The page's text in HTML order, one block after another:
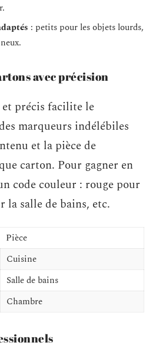
: petits pour les objets lourds,
avec précision
précis facilite le
marqueurs indélébiles
et la pièce de
carton. Pour gagner en
code couleur : rouge pour
la salle de bains, etc.
Pièce
Cuisine
Salle de bains
Chambre